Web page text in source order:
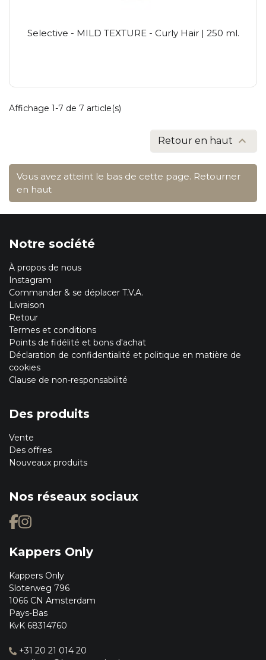
Selective - MILD TEXTURE - Curly Hair | 250 ml.
Affichage 1-7 de 7 article(s)
Retour en haut 
Vous avez atteint le bas de cette page. Retourner
en haut
Notre société
À propos de nous
Instagram
Commander & se déplacer T.V.A.
Livraison
Retour
Termes et conditions
Points de fidélité et bons d'achat
Déclaration de confidentialité et politique en matière de
cookies
Clause de non-responsabilité
Des produits
Vente
Des offres
Nouveaux produits
Nos réseaux sociaux
Kappers Only
Kappers Only
Sloterweg 796
1066 CN Amsterdam
Pays-Bas
KvK 68314760
+31 20 21 014 20